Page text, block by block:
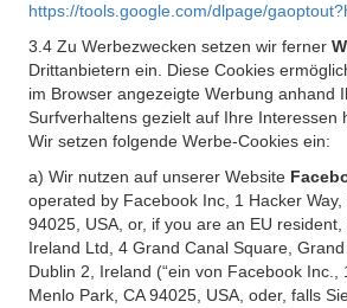
https://tools.google.com/dlpage/
3.4 Zu Werbezwecken setzen wir ferner
Drittanbietern ein. Diese Cookies
im Browser angezeigte Werbung anhand
Surfverhaltens gezielt auf Ihre Interessen
Wir setzen folgende Werbe-Cookies ein:
a) Wir nutzen auf unserer Website
operated by Facebook Inc, 1 Hacker Way,
94025, USA, or, if you are an EU
Ireland Ltd, 4 Grand Canal Square, Grand
Dublin 2, Ireland (“ein von Facebook Inc.,
Menlo Park, CA 94025, USA, oder, falls